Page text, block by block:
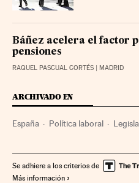
Báñez acelera el factor
pensiones
RAQUEL PASCUAL CORTÉS | MADRID
ARCHIVADO EN
España Política laboral
Ley Reforma Laboral Cotización
Se adhiere a los criterios de
Más información